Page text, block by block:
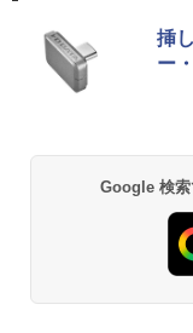
挿
ー
Google 検索